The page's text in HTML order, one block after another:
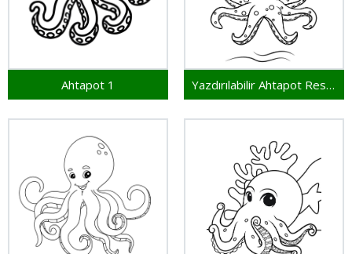
Ahtapot 1 Yazdırılabilir Ahtapot Resim